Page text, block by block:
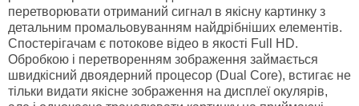
перетворювати отриманий сигнал в якісну картинку з
детальним промальовуванням найдрібніших елементів.
Спостерігачам є потокове відео в якості Full HD.
Обробкою і перетворенням зображення займається
швидкісний двоядерний процесор (Dual Core), встигає не
тільки видати якісне зображення на дисплеї окулярів,